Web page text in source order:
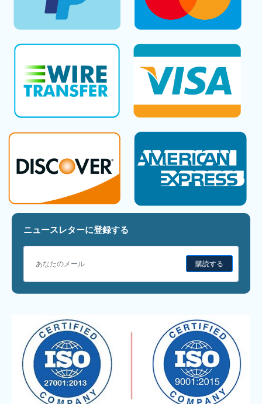
ニュースレターに登録する
購読する